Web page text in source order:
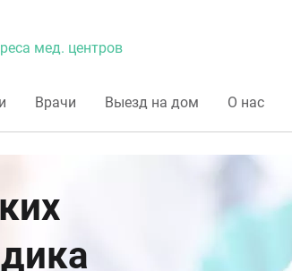
мед. центров
Врачи Выезд на дом О нас